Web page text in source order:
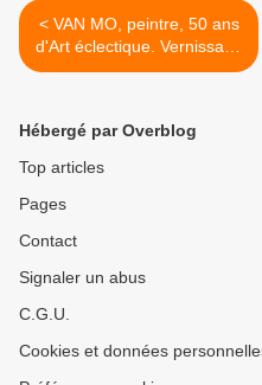
< VAN MO, peintre, 50 ans
d'Art éclectique. Vernissage
le 29 avril 18h30, Nef
Hébergé par Overblog
Top articles
Pages
Contact
Signaler un abus
C.G.U.
Cookies et données